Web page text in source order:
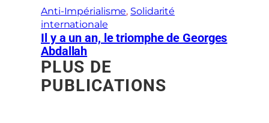
Anti-Impérialisme, Solidarité
internationale
Il y a un an, le triomphe de Georges
Abdallah
PLUS DE
PUBLICATIONS